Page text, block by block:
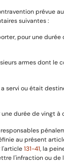
prévue
suivantes :
pour une durée
armes dont le
servi ou était
durée de vingt à
au présent
l'article131-41, la
l'infraction ou de
100%